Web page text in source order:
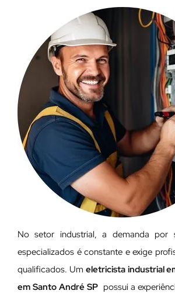
No setor industrial, a demanda por
especializados é constante e exige
qualificados. Um eletricista industrial
em Santo André SP possui a